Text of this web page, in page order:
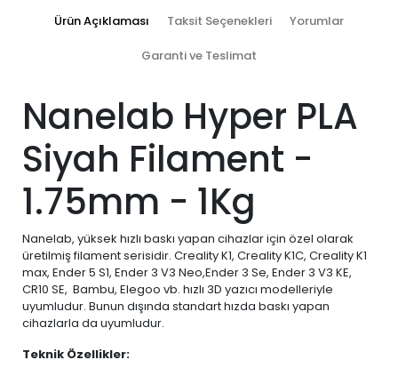
Ürün Açıklaması Taksit Seçenekleri Yorumlar
Garanti ve Teslimat
Nanelab Hyper PLA
Siyah Filament -
1.75mm - 1Kg
Nanelab, yüksek hızlı baskı yapan cihazlar için özel olarak
üretilmiş filament serisidir. Creality K1, Creality K1C, Creality K1
max, Ender 5 S1, Ender 3 V3 Neo,Ender 3 Se, Ender 3 V3 KE,
CR10 SE, Bambu, Elegoo vb. hızlı 3D yazıcı modelleriyle
uyumludur. Bunun dışında standart hızda baskı yapan
cihazlarla da uyumludur.
Teknik Özellikler: